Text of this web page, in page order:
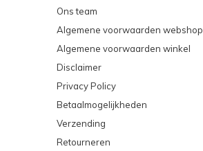
Ons team
Algemene voorwaarden webshop
Algemene voorwaarden winkel
Disclaimer
Privacy Policy
Betaalmogelijkheden
Verzending
Retourneren